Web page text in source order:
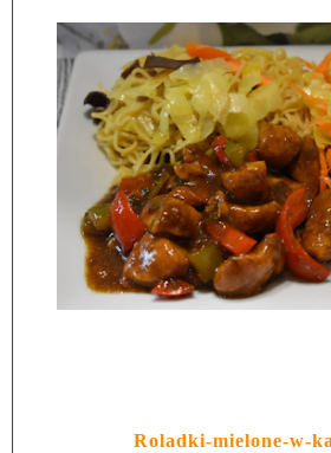
Roladki-mielone-w-